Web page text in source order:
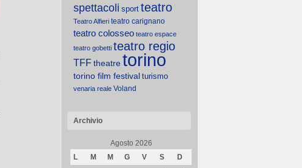
spettacoli sport teatro
Teatro Alfieri teatro carignano
teatro colosseo teatro espace
teatro gobetti teatro regio
TFFtheatretorino
torino film festival turismo
venaria reale Voland
Archivio
Agosto 2026
L
M M G V S
D